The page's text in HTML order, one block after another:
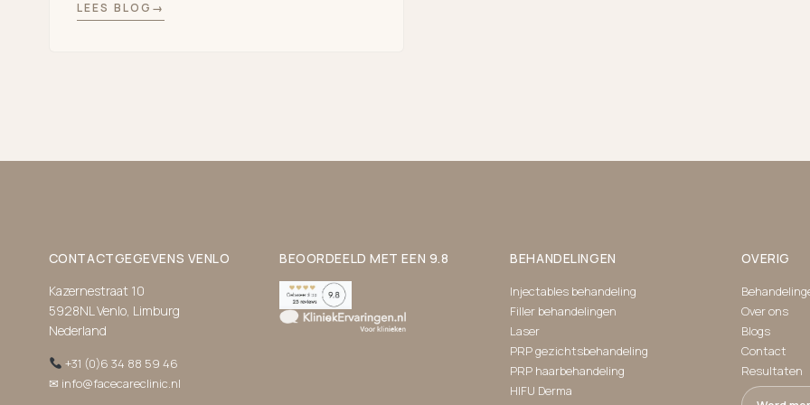
LEES BLOG
CONTACTGEGEVENS VENLO
Kazernestraat 10
5928NL Venlo, Limburg
Nederland
+31 (0)6 34 88 59 46
✉ info@facecareclinic.nl
BEOORDEELD MET EEN 9.8 BEHANDELINGEN
Injectables behandeling
Filler behandelingen
Laser
PRP gezichtsbehandeling
PRP haarbehandeling
HIFU Derma
OVERIG
Over ons
Blogs
Contact
Resultaten